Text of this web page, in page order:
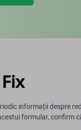
informații despre
formular, confirm